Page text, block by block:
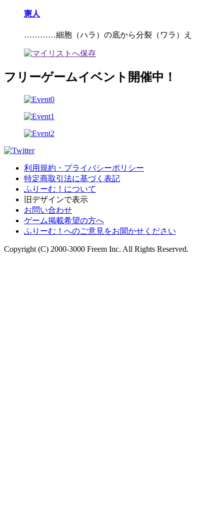
憲人
…………細胞（ハラ）の底から分裂（ワラ）え
フリーゲームイベント開催中！
利用規約・プライバシーポリシー
特定商取引法に基づく表記
ふりーむ！について
旧デザインで表示
お問い合わせ
ゲーム掲載希望の方へ
ふりーむ！へのご意見をお聞かせください
Copyright (C) 2000-3000 Freem Inc. All Rights Reserved.